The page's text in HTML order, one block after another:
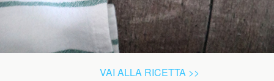
VAI ALLA RICETTA >>